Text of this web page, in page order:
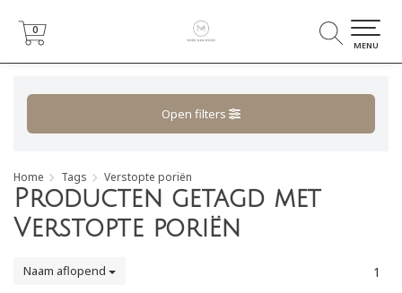
0
0
MENU
Open filters
Home Tags Verstopte poriën
Producten getagd met
Verstopte poriën
Naam aflopend 1